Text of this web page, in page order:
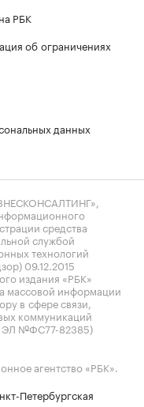
РБК
об ограничениях
данных
средства
службой
технологий
09.12.2015
издания «РБК»
массовой информации
в сфере связи,
коммуникаций
ЭЛ №ФС77-82385)
агентство «РБК».
Петербургская